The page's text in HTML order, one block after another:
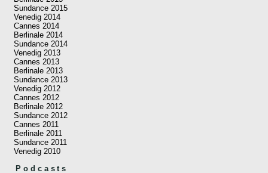
Sundance 2015
Venedig 2014
Cannes 2014
Berlinale 2014
Sundance 2014
Venedig 2013
Cannes 2013
Berlinale 2013
Sundance 2013
Venedig 2012
Cannes 2012
Berlinale 2012
Sundance 2012
Cannes 2011
Berlinale 2011
Sundance 2011
Venedig 2010
Podcasts